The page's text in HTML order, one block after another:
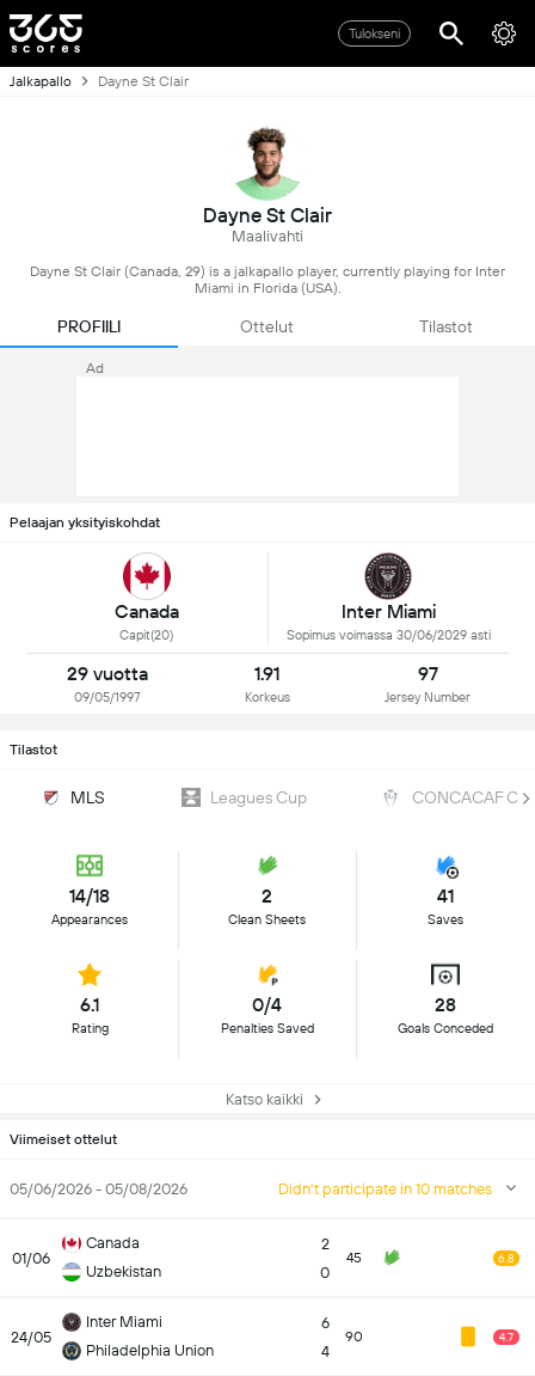
Tulokseni
Jalkapallo Dayne St Clair
Dayne St Clair
Maalivahti
Dayne St Clair (Canada, 29) is a jalkapallo player, currently playing for Inter
Miami in Florida (USA).
PROFIILI Ottelut Tilastot
Ad
Pelaajan yksityiskohdat
Canada
Capit(20)
Inter Miami
Sopimus voimassa 30/06/2029 asti
29 vuotta
09/05/1997
1.91
Korkeus
97
Jersey Number
Tilastot
MLS Leagues Cup CONCACAF
14/18
Appearances
2
Clean Sheets
41
Saves
6.1
Rating
0/4
Penalties Saved
28
Goals Conceded
Katso kaikki
Viimeiset ottelut
05/06/2026 - 05/08/2026 Didn't participate in 10 matches
01/06
Canada
Uzbekistan
2
0
45 6.8
24/05
Inter Miami
Philadelphia Union
6
4
90 4.7